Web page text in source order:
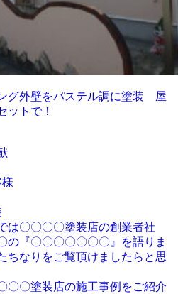
グ外壁をパステル調に塗装 屋
ットで！
は〇〇〇〇塗装店の創業者社
の『〇〇〇〇〇〇〇』を語りま
ちなりをご覧頂けましたらと思
〇〇塗装店の施工事例をご紹介